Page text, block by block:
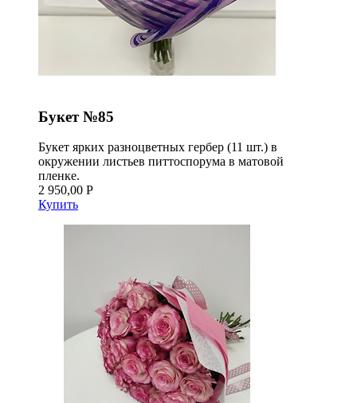
Букет №85
Букет ярких разноцветных гербер (11 шт.) в
окружении листьев питтоспорума в матовой
пленке.
2 950,00 Р
Купить